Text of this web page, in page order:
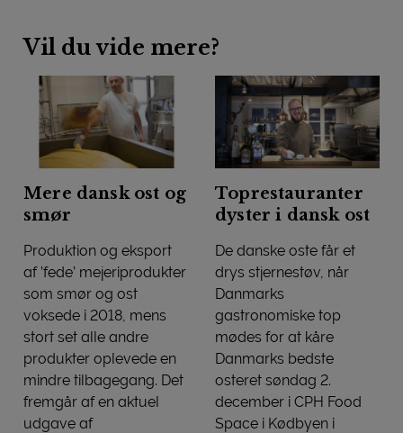
Vil du vide mere?
Mere dansk ost og
smør
Produktion og eksport
af ’fede’ mejeriprodukter
som smør og ost
voksede i 2018, mens
stort set alle andre
produkter oplevede en
mindre tilbagegang. Det
fremgår af en aktuel
udgave af
Toprestauranter
dyster i dansk ost
De danske oste får et
drys stjernestøv, når
Danmarks
gastronomiske top
mødes for at kåre
Danmarks bedste
osteret søndag 2.
december i CPH Food
Space i Kødbyen i